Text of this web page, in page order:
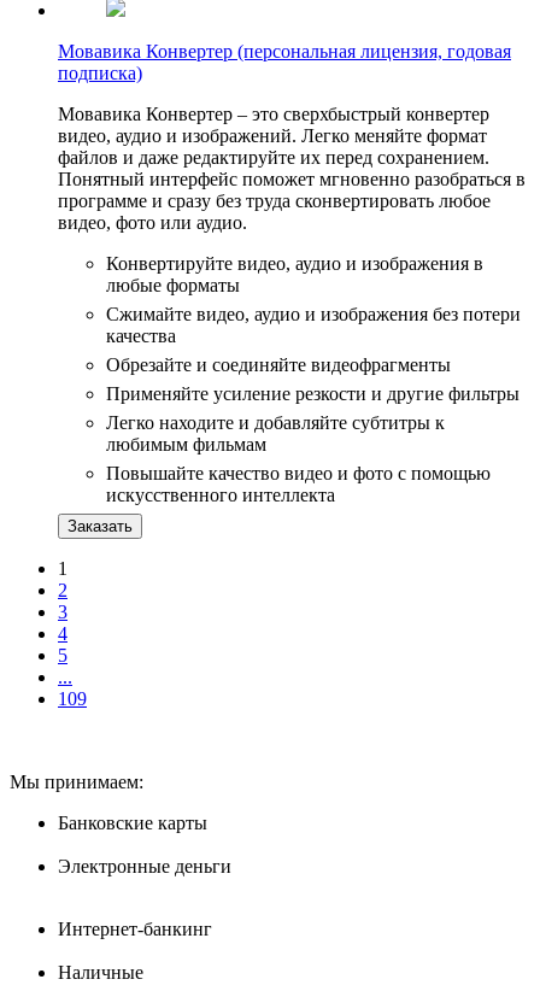
Мовавика Конвертер (персональная лицензия, годовая
подписка)
Мовавика Конвертер – это сверхбыстрый конвертер
видео, аудио и изображений. Легко меняйте формат
файлов и даже редактируйте их перед сохранением.
Понятный интерфейс поможет мгновенно разобраться в
программе и сразу без труда сконвертировать любое
видео, фото или аудио.
Конвертируйте видео, аудио и изображения в
любые форматы
Сжимайте видео, аудио и изображения без потери
качества
Обрезайте и соединяйте видеофрагменты
Применяйте усиление резкости и другие фильтры
Легко находите и добавляйте субтитры к
любимым фильмам
Повышайте качество видео и фото с помощью
искусственного интеллекта
Заказать
1
2
3
4
5
...
109
Мы принимаем:
Банковские карты
Электронные деньги
Интернет-банкинг
Наличные